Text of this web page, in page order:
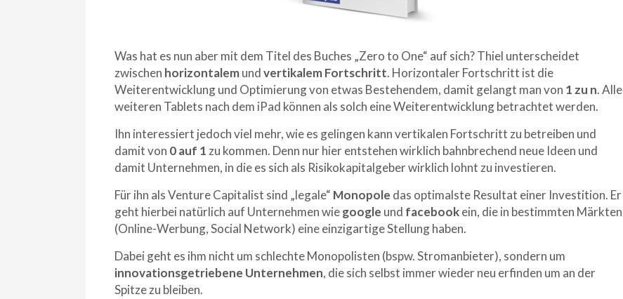
Was hat es nun aber mit dem Titel des Buches „Zero to One“ auf sich? Thiel unterscheidet
zwischen horizontalemundvertikalemFortschritt. Horizontaler Fortschritt ist die
Weiterentwicklung und Optimierung von etwas Bestehendem, damit gelangt man von 1 zu n. Alle
weiteren Tablets nach dem iPad können als solch eine Weiterentwicklung betrachtet werden.
Ihn interessiert jedoch viel mehr, wie es gelingen kann vertikalen Fortschritt zu betreiben und
damit von 0 auf 1 zu kommen. Denn nur hier entstehen wirklich bahnbrechend neue Ideen und
damit Unternehmen, in die es sich als Risikokapitalgeber wirklich lohnt zu investieren.
Für ihn als Venture Capitalist sind „legale“ Monopole das optimalste Resultat einer Investition. Er
geht hierbei natürlich auf Unternehmen wiegoogle und facebookein, die in bestimmten Märkten
(Online-Werbung, Social Network) eine einzigartige Stellung haben.
Dabei geht es ihm nicht um schlechte Monopolisten (bspw. Stromanbieter), sondern um
innovationsgetriebene Unternehmen, die sich selbst immer wieder neu erfinden um an der
Spitze zu bleiben.